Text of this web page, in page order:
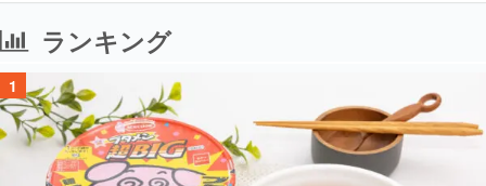
ランキング
1